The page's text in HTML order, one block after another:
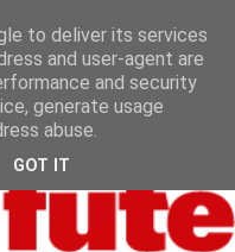
to deliver its services
and user-agent are
and security
generate usage
abuse.
GOT IT